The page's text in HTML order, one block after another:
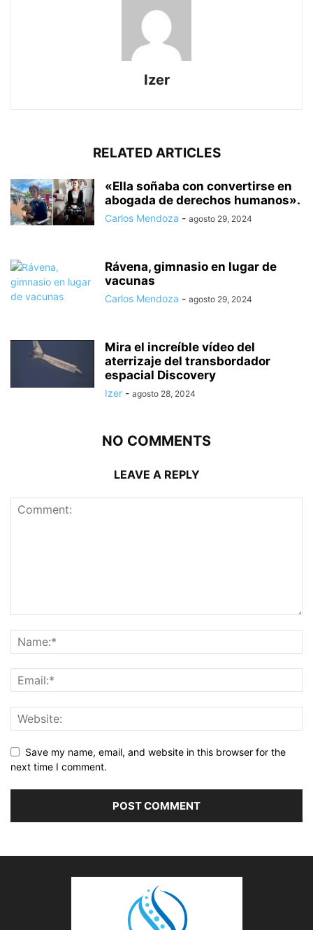
Izer
RELATED ARTICLES
«Ella soñaba con convertirse en
abogada de derechos humanos».
Carlos Mendoza - agosto 29, 2024
Rávena, gimnasio en lugar de
vacunas
Carlos Mendoza - agosto 29, 2024
Mira el increíble vídeo del
aterrizaje del transbordador
espacial Discovery
Izer - agosto 28, 2024
NO COMMENTS
LEAVE A REPLY
Save my name, email, and website in this browser for the
next time I comment.